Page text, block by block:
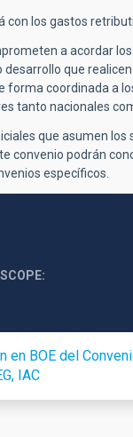
con los gastos
a acordar
desarrollo que
forma coordinada a
tanto nacionales
que asumen
convenio podrán
específicos.
en BOE del
IAC